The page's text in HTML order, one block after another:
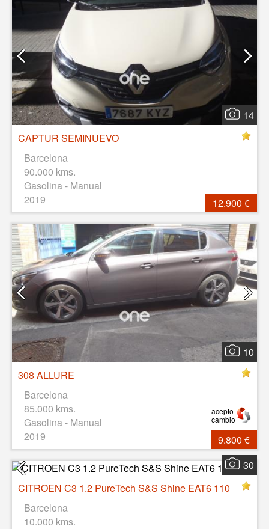
14
CAPTUR SEMINUEVO
Barcelona
90.000 kms.
Gasolina - Manual
2019
12.900 €
10
308 ALLURE
Barcelona
85.000 kms.
Gasolina - Manual
2019
9.800 €
acepto
cambio
30
CITROEN C3 1.2 PureTech S&S Shine EAT6 110
Barcelona
10.000 kms.